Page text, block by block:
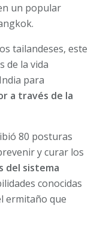
un popular
tailandeses, este
de la vida
para
a través de la
80 posturas
y curar los
del sistema
conocidas
ermitaño que